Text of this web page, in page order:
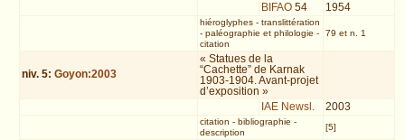
BIFAO 54 1954
hiéroglyphes- translittération
- paléographie et philologie -
citation
79 et n. 1
niv. 5:Goyon:2003
« Statues de la
“Cachette” de Karnak
1903-1904. Avant-projet
d’exposition »
IAE Newsl.
2003
citation - bibliographie -
description
[5]